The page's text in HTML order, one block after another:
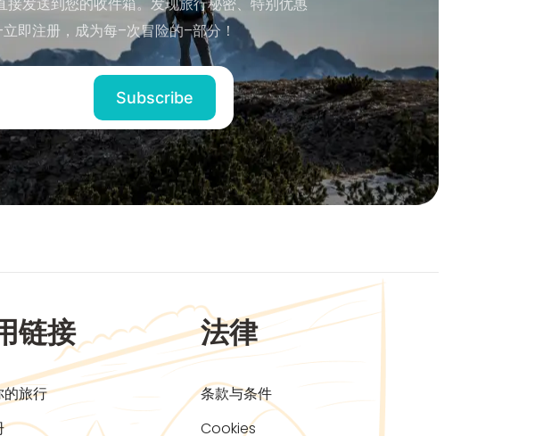
发送到您的收件箱。发现旅行秘密、特别优惠
即注册，成为每–次冒险的–部分！
链接
的旅行
法律
条款与条件
Cookies